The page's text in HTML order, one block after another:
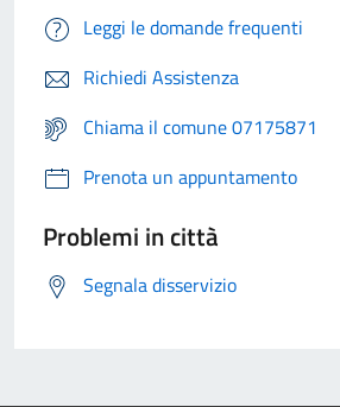
Leggi le domande frequenti
Richiedi Assistenza
Chiama il comune 07175871
Prenota un appuntamento
Problemi in città
Segnala disservizio